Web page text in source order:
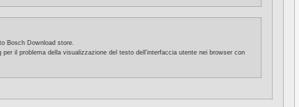
Bosch Download store.
il problema della visualizzazione del testo dell’interfaccia utente nei browser con